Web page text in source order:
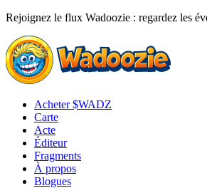
Rejoignez le flux Wadoozie : regardez les
Acheter $WADZ
Carte
Acte
Éditeur
Fragments
À propos
Blogues